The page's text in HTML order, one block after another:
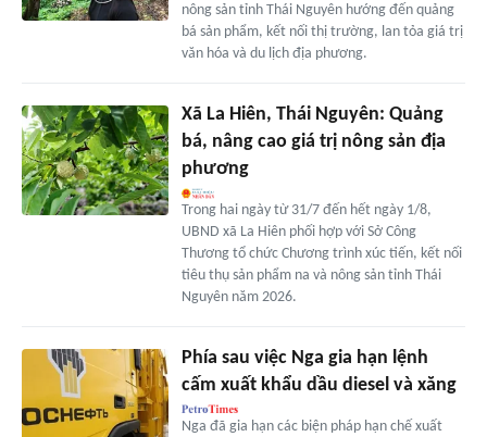
nông sản tỉnh Thái Nguyên hướng đến quảng
bá sản phẩm, kết nối thị trường, lan tỏa giá trị
văn hóa và du lịch địa phương.
Xã La Hiên, Thái Nguyên: Quảng
bá, nâng cao giá trị nông sản địa
phương
Trong hai ngày từ 31/7 đến hết ngày 1/8,
UBND xã La Hiên phối hợp với Sở Công
Thương tổ chức Chương trình xúc tiến, kết nối
tiêu thụ sản phẩm na và nông sản tỉnh Thái
Nguyên năm 2026.
Phía sau việc Nga gia hạn lệnh
cấm xuất khẩu dầu diesel và xăng
Nga đã gia hạn các biện pháp hạn chế xuất